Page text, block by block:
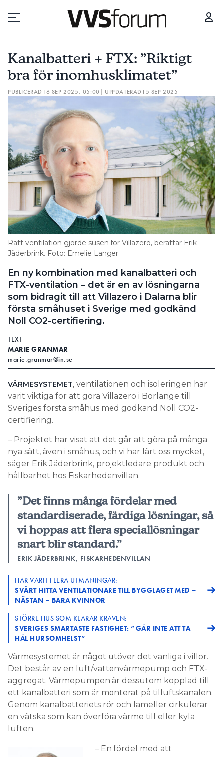
Prenumerera
Hantera prenumeration
Lediga jobb
Annonsera
Läs E-tidningen
Om tidningen
Kontakt
Information om GDPR
Search for:
SEARCH
Kanalbatteri + FTX: ”Riktigt
bra för inomhusklimatet”
PUBLICERAD 16 SEP 2025, 05:00 | UPPDATERAD 15 SEP 2025
Rätt ventilation gjorde susen för Villazero, berättar Erik
Jäderbrink. Foto: Emelie Langer
En ny kombination med kanalbatteri och
FTX-ventilation – det är en av lösningarna
som bidragit till att Villazero i Dalarna blir
första småhuset i Sverige med godkänd
Noll CO2-certifiering.
TEXT
MARIE GRANMAR
marie.granmar@in.se
VÄRMESYSTEMET, ventilationen och isoleringen har
varit viktiga för att göra Villazero i Borlänge till
Sveriges första småhus med godkänd Noll CO2-
certifiering.
– Projektet har visat att det går att göra på många
nya sätt, även i småhus, och vi har lärt oss mycket,
säger Erik Jäderbrink, projektledare produkt och
hållbarhet hos Fiskarhedenvillan.
”Det finns många fördelar med
standardiserade, färdiga lösningar, så
vi hoppas att flera speciallösningar
snart blir standard.”
ERIK JÄDERBRINK, FISKARHEDENVILLAN
HAR VARIT FLERA UTMANINGAR:
SVÅRT HITTA VENTILATIONARE TILL BYGGLAGET MED –
NÄSTAN – BARA KVINNOR
STÖRRE HUS SOM KLARAR KRAVEN:
SVERIGES SMARTASTE FASTIGHET: ”GÅR INTE ATT TA
HÅL HURSOMHELST”
Värmesystemet är något utöver det vanliga i villor.
Det består av en luft/vattenvärmepump och FTX-
aggregat. Värmepumpen är dessutom kopplad till
ett kanalbatteri som är monterat på tilluftskanalen.
Genom kanalbatteriets rör och lameller cirkulerar
en vätska som kan överföra värme till eller kyla
luften.
– En fördel med att
FTX